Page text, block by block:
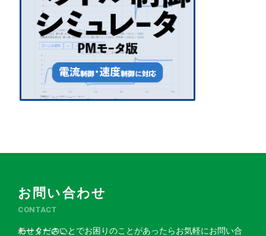
お問い合わせ
CONTACT
モーターのことでお困りのことがあったらお気軽にお問い合わせください。